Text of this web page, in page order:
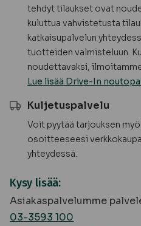
tehdyt tilaukset ovat
kuluttua vahvistetusta
katkaisupalvelun
tuotteiden valmisteluun.
noudettavaksi,
Lue lisää Drive-In
Kuljetuspalvelu
Voit pyytää tarjouksen
osoitteeseesi
yhteydessä.
Kysy lisää:
Asiakaspalvelumme
03-3593 100